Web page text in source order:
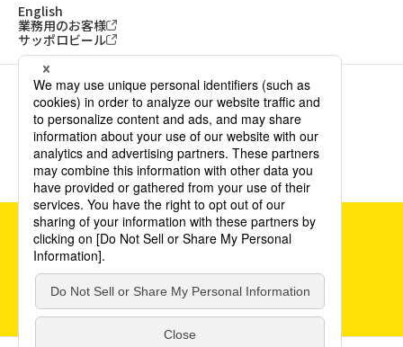
English
業務用のお客様
サッポロビール
ソーシャルメディアアカウント一覧
サイトご利用にあたってウェブアクセシビリティ方針
個人情報保護方針カスタマーハラスメント方針
©POKKA SAPPORO Food & Beverage Ltd. All Rights Reserved.